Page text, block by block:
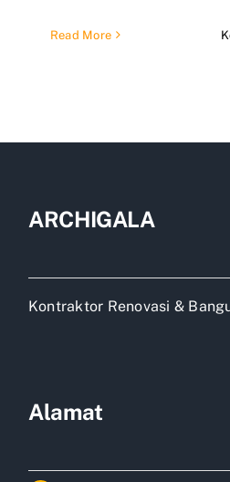
Read More
ARCHIGALA
Kontraktor Renovasi &
Alamat